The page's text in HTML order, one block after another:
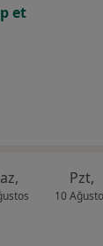
et
Pzt,
10